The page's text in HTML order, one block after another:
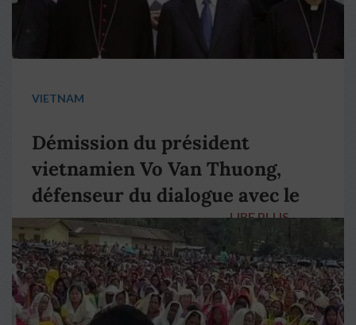
VIETNAM
Démission du président
vietnamien Vo Van Thuong,
défenseur du dialogue avec le
pape François
LIRE PLUS →